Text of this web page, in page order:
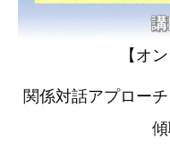
【オ
関係対話アプロー